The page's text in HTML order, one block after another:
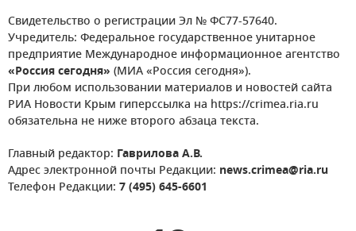
Свидетельство о регистрации Эл № ФС77-57640.
Учредитель: Федеральное государственное унитарное
предприятие Международное информационное агентство
«Россия сегодня» (МИА «Россия сегодня»).
При любом использовании материалов и новостей сайта
РИА Новости Крым гиперссылка на https://crimea.ria.ru
обязательна не ниже второго абзаца текста.
Главный редактор: Гаврилова А.В.
Адрес электронной почты Редакции: news.crimea@ria.ru
Телефон Редакции: 7 (495) 645-6601